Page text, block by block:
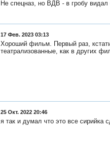
Не спецназ, но ВДВ - в гробу
17 Фев. 2023 03:13
Хороший фильм. Первый раз,
театрализованные, как в других
25 Окт. 2022 20:46
я так и думал что это все сирийка